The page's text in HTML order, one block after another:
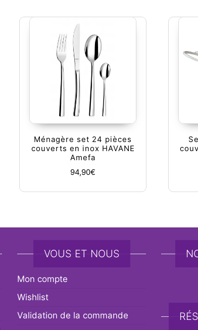
Ménagère set 24 pièces
couverts en inox HAVANE
Amefa
94,90€
VOUS ET NOUS
Mon compte
Wishlist
Validation de la commande